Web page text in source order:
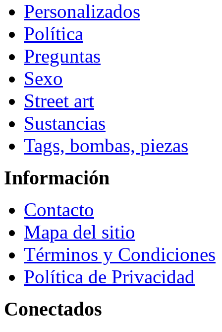
Personalizados
Política
Preguntas
Sexo
Street art
Sustancias
Tags, bombas, piezas
Información
Contacto
Mapa del sitio
Términos y Condiciones
Política de Privacidad
Conectados